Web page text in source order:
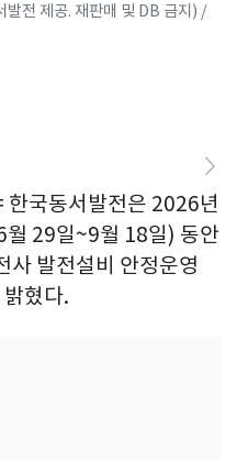
발전 제공. 재판매 및 DB 금지) /
한국동서발전은 2026년
월 29일~9월 18일) 동안
사 발전설비 안정운영
혔다.